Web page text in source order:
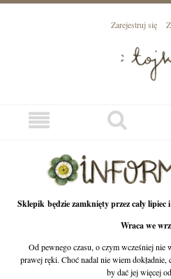
Zarejestruj się
Sklepik będzie zamknięty przez cały lipiec
Wraca we
Od pewnego czasu, o czym wcześniej nie
prawej ręki. Choć nadal nie wiem dokładnie,
by dać jej więcej